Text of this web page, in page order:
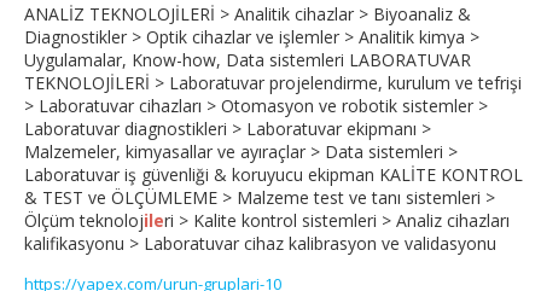
ANALİZ TEKNOLOJİLERİ > Analitik cihazlar > Biyoanaliz &
Diagnostikler > Optik cihazlar ve işlemler > Analitik kimya >
Uygulamalar, Know-how, Data sistemleri LABORATUVAR
TEKNOLOJİLERİ > Laboratuvar projelendirme, kurulum ve tefrişi
> Laboratuvar cihazları > Otomasyon ve robotik sistemler >
Laboratuvar diagnostikleri > Laboratuvar ekipmanı >
Malzemeler, kimyasallar ve ayıraçlar > Data sistemleri >
Laboratuvar iş güvenliği & koruyucu ekipman KALİTE KONTROL
& TEST ve ÖLÇÜMLEME > Malzeme test ve tanı sistemleri >
Ölçüm teknolojileri > Kalite kontrol sistemleri > Analiz cihazları
kalifikasyonu > Laboratuvar cihaz kalibrasyon ve validasyonu
https://yapex.com/urun-gruplari-10